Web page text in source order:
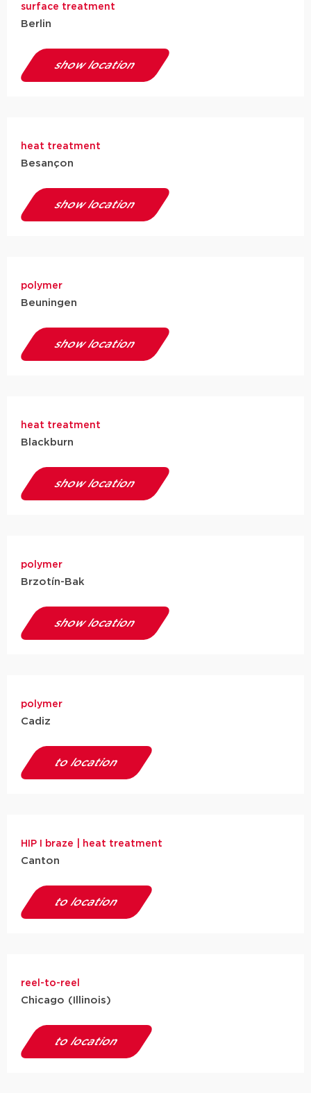
surface treatment
Berlin
show location
heat treatment
Besançon
show location
polymer
Beuningen
show location
heat treatment
Blackburn
show location
polymer
Brzotín-Bak
show location
polymer
Cadiz
to location
HIP I braze | heat treatment
Canton
to location
reel-to-reel
Chicago (Illinois)
to location